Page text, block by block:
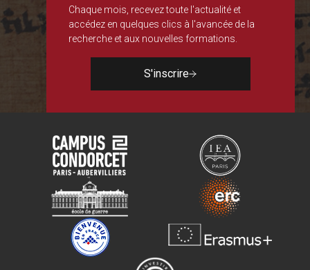
Chaque mois, recevez toute l'actualité et
accédez en quelques clics à l'avancée de la
recherche et aux nouvelles formations.
S'inscrire